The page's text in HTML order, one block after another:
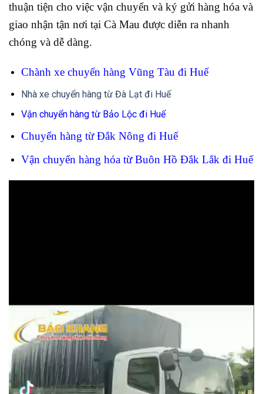
thuận tiện cho việc vận chuyển và ký gửi hàng hóa và
giao nhận tận nơi tại Cà Mau được diễn ra nhanh
chóng và dễ dàng.
Chành xe chuyển hàng Vũng Tàu đi Huế
Nhà xe chuyển hàng từ Đà Lạt đi Huế
Vận chuyển hàng từ Bảo Lộc đi Huế
Chuyển hàng từ Đắk Nông đi Huế
Vận chuyển hàng hóa từ Buôn Hồ Đắk Lắk đi Huế